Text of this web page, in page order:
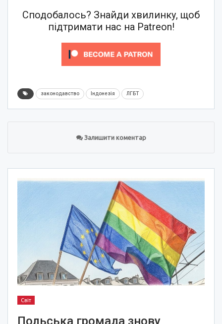
Сподобалось? Знайди хвилинку, щоб
підтримати нас на Patreon!
законодавство Індонезія ЛГБТ
Залишити коментар
Світ
Польська громада знову